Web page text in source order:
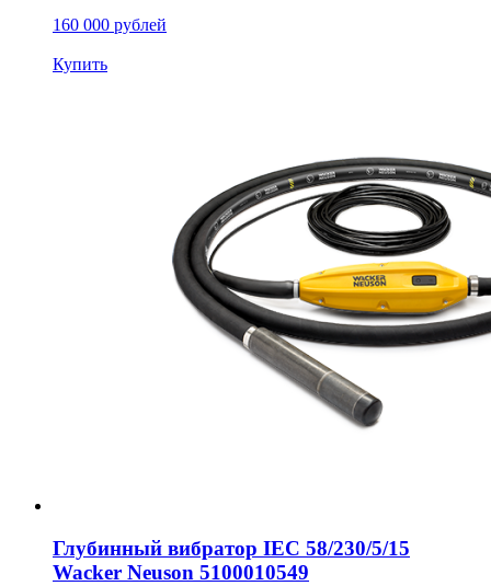
160 000 рублей
Купить
Глубинный вибратор IEC 58/230/5/15
Wacker Neuson 5100010549